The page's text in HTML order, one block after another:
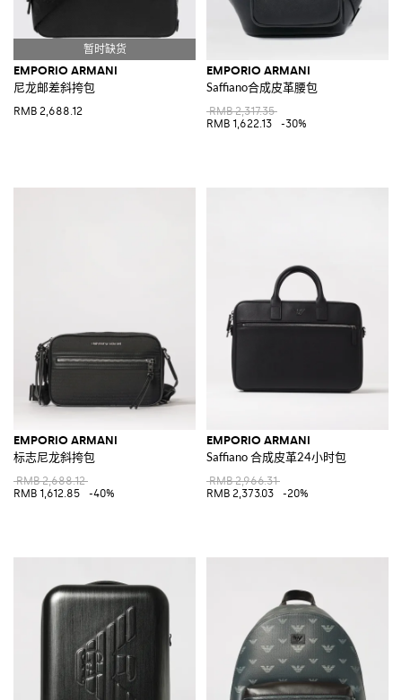
EMPORIO ARMANI
尼龙邮差斜挎包
RMB 2,688.12
EMPORIO ARMANI
Saffiano合成皮革腰包
RMB 2,317.35
RMB 1,622.13
-30%
EMPORIO ARMANI
标志尼龙斜挎包
RMB 2,688.12
RMB 1,612.85
-40%
EMPORIO ARMANI
Saffiano 合成皮革24小时包
RMB 2,966.31
RMB 2,373.03
-20%